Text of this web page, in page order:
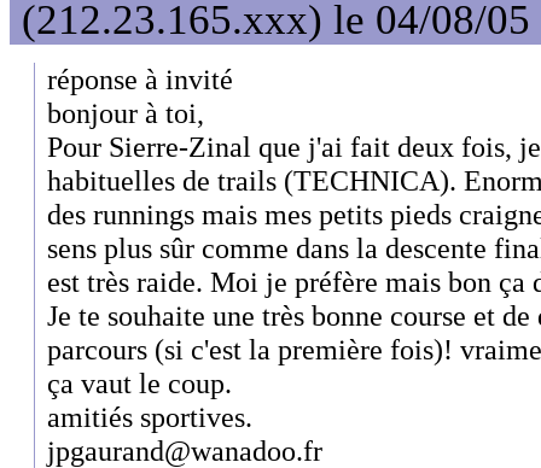
(212.23.165.xxx) le 04/08/05
réponse à invité
bonjour à toi,
Pour Sierre-Zinal que j'ai fait deux fois, je
habituelles de trails (TECHNICA).
des runnings mais mes petits pieds
sens plus sûr comme dans la descente
est très raide. Moi je préfère mais bon ça
Je te souhaite une très bonne course et
parcours (si c'est la première fois)!
ça vaut le coup.
amitiés sportives.
jpgaurand@wanadoo.fr